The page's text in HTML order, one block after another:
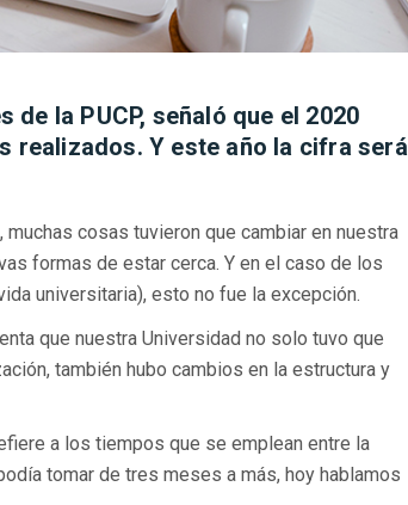
la PUCP, señaló que el 2020
realizados. Y este año la cifra será
cosas tuvieron que cambiar en nuestra
formas de estar cerca. Y en el caso de los
universitaria), esto no fue la excepción.
que nuestra Universidad no solo tuvo que
también hubo cambios en la estructura y
a los tiempos que se emplean entre la
tomar de tres meses a más, hoy hablamos